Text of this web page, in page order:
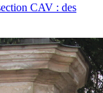
CAV : des